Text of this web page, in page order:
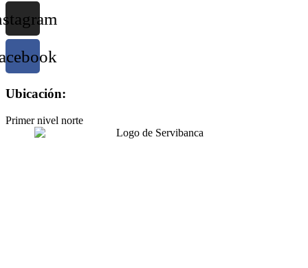
Ubicación:
Primer nivel norte